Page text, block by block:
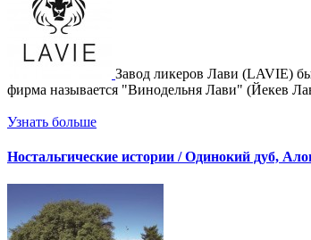
Завод ликеров Лави (LAVIE)
фирма называется "Винодельня Лави" (Йекев
Узнать больше
Ностальгические истории / Одинокий дуб,